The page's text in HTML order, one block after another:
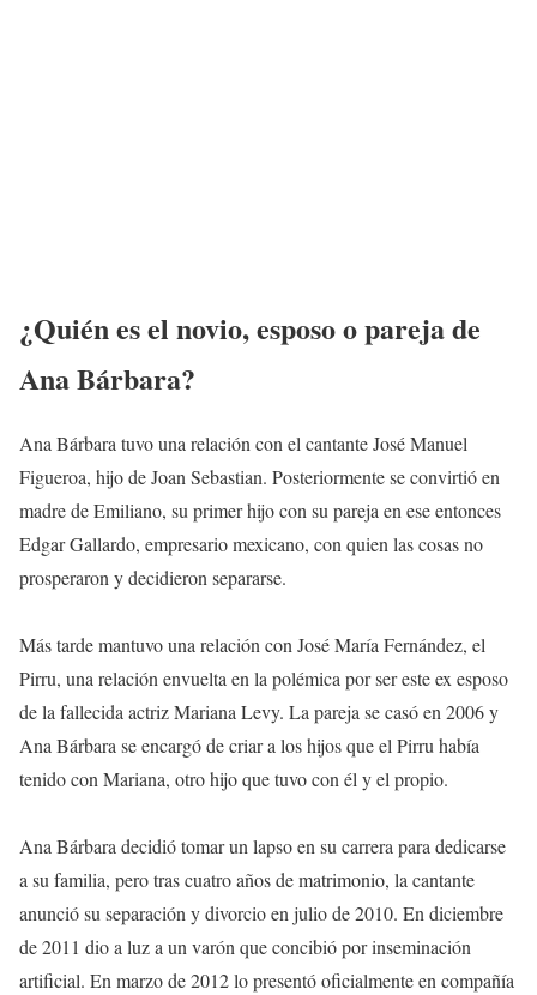
¿Quién es el novio, esposo o pareja de
Ana Bárbara?
Ana Bárbara tuvo una relación con el cantante José Manuel
Figueroa, hijo de Joan Sebastian. Posteriormente se convirtió en
madre de Emiliano, su primer hijo con su pareja en ese entonces
Edgar Gallardo, empresario mexicano, con quien las cosas no
prosperaron y decidieron separarse.
Más tarde mantuvo una relación con José María Fernández, el
Pirru, una relación envuelta en la polémica por ser este ex esposo
de la fallecida actriz Mariana Levy. La pareja se casó en 2006 y
Ana Bárbara se encargó de criar a los hijos que el Pirru había
tenido con Mariana, otro hijo que tuvo con él y el propio.
Ana Bárbara decidió tomar un lapso en su carrera para dedicarse
a su familia, pero tras cuatro años de matrimonio, la cantante
anunció su separación y divorcio en julio de 2010. En diciembre
de 2011 dio a luz a un varón que concibió por inseminación
artificial. En marzo de 2012 lo presentó oficialmente en compañía